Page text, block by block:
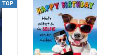
TOP